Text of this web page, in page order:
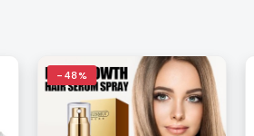
-48%